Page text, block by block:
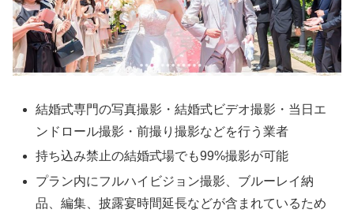
結婚式専門の写真撮影・結婚式ビデオ撮影・当日エ
ンドロール撮影・前撮り撮影などを行う業者
持ち込み禁止の結婚式場でも99%撮影が可能
プラン内にフルハイビジョン撮影、ブルーレイ納
品、編集、披露宴時間延長などが含まれているため